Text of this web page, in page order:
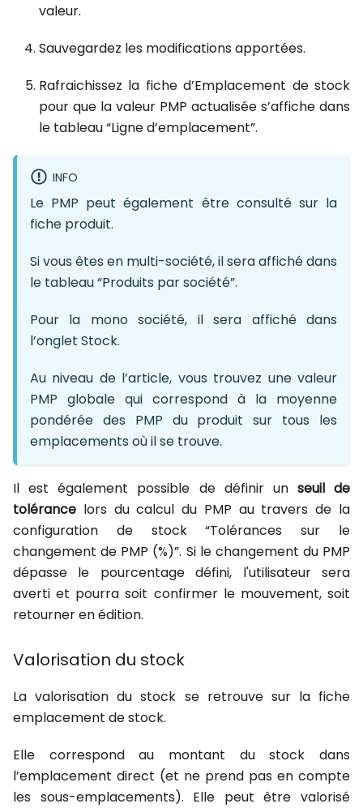
valeur.
Sauvegardez les modifications apportées.
Rafraichissez la fiche d’Emplacement de stock
pour que la valeur PMP actualisée s’affiche dans
le tableau “Ligne d’emplacement”.
INFO
Le PMP peut également être consulté sur la
fiche produit.
Si vous êtes en multi-société, il sera affiché dans
le tableau “Produits par société”.
Pour la mono société, il sera affiché dans
l’onglet Stock.
Au niveau de l’article, vous trouvez une valeur
PMP globale qui correspond à la moyenne
pondérée des PMP du produit sur tous les
emplacements où il se trouve.
Il est également possible de définir un seuil de
tolérance lors du calcul du PMP au travers de la
configuration de stock “Tolérances sur le
changement de PMP (%)”. Si le changement du PMP
dépasse le pourcentage défini, l'utilisateur sera
averti et pourra soit confirmer le mouvement, soit
retourner en édition.
Valorisation du stock
La valorisation du stock se retrouve sur la fiche
emplacement de stock.
Elle correspond au montant du stock dans
l’emplacement direct (et ne prend pas en compte
les sous-emplacements). Elle peut être valorisé